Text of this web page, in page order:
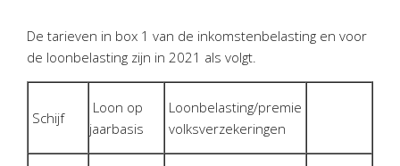
Tijdelijk financieel personeel
Personeel & Organisatie
Belastingadvies Purmerend
De tarieven in box 1 van de inkomstenbelasting en voor
de loonbelasting zijn in 2021 als volgt.
Schijf
Loon op
jaarbasis
Loonbelasting/premie
volksverzekeringen